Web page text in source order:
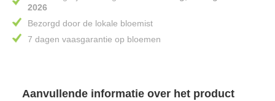
2026
Bezorgd door de lokale bloemist
7 dagen vaasgarantie op bloemen
Aanvullende informatie over het product